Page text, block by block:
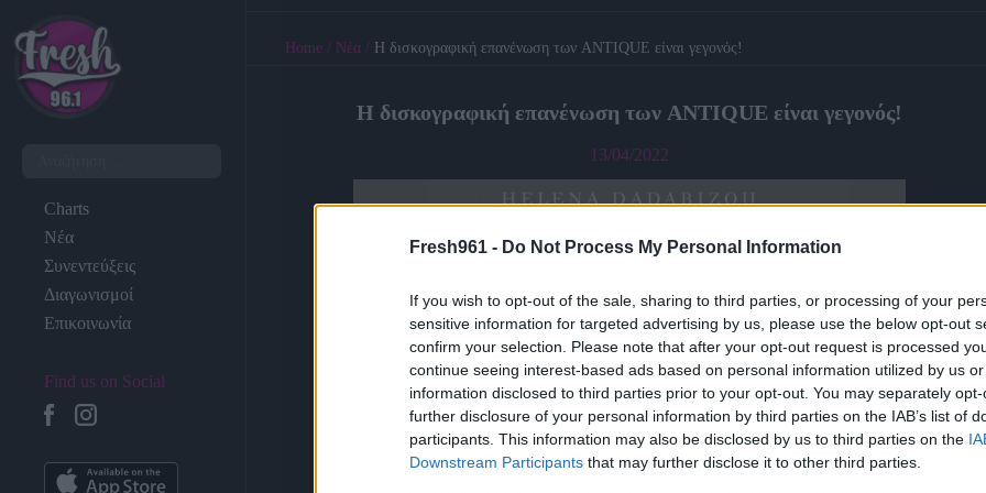
Fresh961 - Do Not Process My Personal Information
If you wish to opt-out of the sale, sharing to third parties, or processing of your
sensitive information for targeted advertising by us, please use the below opt-out
confirm your selection. Please note that after your opt-out request is processed
continue seeing interest-based ads based on personal information utilized by us
information disclosed to third parties prior to your opt-out. You may separately
further disclosure of your personal information by third parties on the IAB’s list of
participants. This information may also be disclosed by us to third parties on the
Downstream Participants that may further disclose it to other third parties.
Charts
Νέα
Συνεντεύξεις
Διαγωνισμοί
Επικοινωνία
Find us on Social
Home / Νέα / Η δισκογραφική επανένωση των ANTIQUE είναι γεγονός!
Η δισκογραφική επανένωση των ANTIQUE είναι γεγονός!
13/04/2022